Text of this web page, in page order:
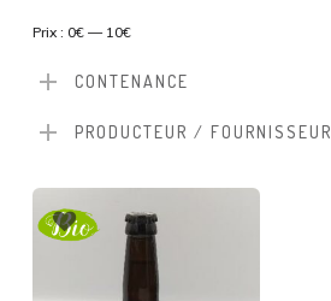
Prix : 0€— 10€
CONTENANCE
PRODUCTEUR / FOURNISSEUR